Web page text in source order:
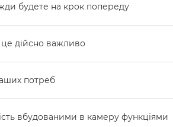
будете на крок попереду
це дійсно важливо
потреб
вбудованими в камеру функціями